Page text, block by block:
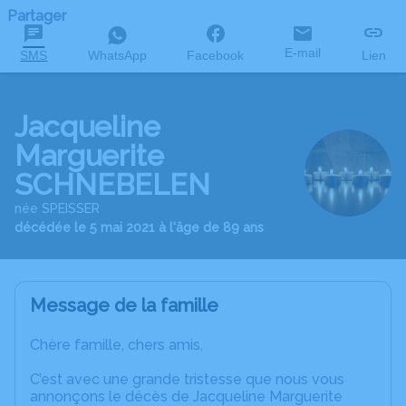
Partager
SMS WhatsApp Facebook E-mail Lien
Jacqueline
Marguerite
SCHNEBELEN
née SPEISSER
décédée le 5 mai 2021 à l'âge de 89 ans
Message de la famille
Chère famille, chers amis,
C’est avec une grande tristesse que nous vous
annonçons le décès de Jacqueline Marguerite